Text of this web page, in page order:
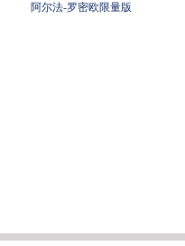
阿尔法-罗密欧限量版